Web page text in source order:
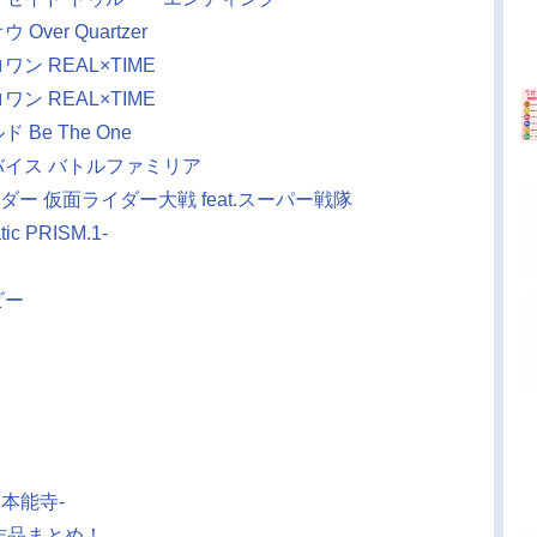
Over Quartzer
ン REAL×TIME
ン REAL×TIME
Be The One
ス バトルファミリア
ー 仮面ライダー大戦 feat.スーパー戦隊
PRISM.1-
ー
能寺-